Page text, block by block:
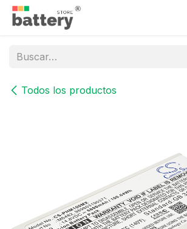
Ir al contenido
Todos los productos